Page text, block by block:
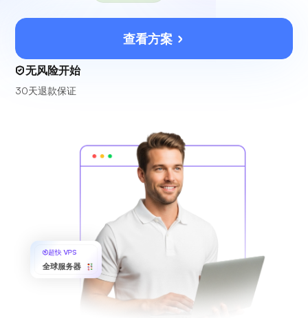
查看方案
无风险开始
30天退款保证
超快 VPS
全球服务器